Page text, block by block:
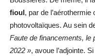
fioul, par de l’aérothermie
photovoltaïques. Au sein
Faute de financements, le
2022 », avoue l’adjointe.